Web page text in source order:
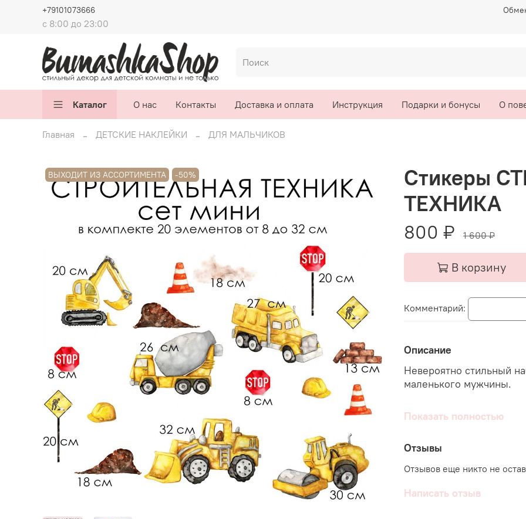
с 8:00 до 23:00
+79101073666
Каталог О нас Контакты Доставка и оплата Инструкция Подарки и бонусы О
Главная ДЕТСКИЕ НАКЛЕЙКИ ДЛЯ МАЛЬЧИКОВ
ВЫХОДИТ ИЗ АССОРТИМЕНТА -50%
Стикеры
ТЕХНИКА
800 ₽ 1 600 ₽
Комментарий:
В корзину
Описание
Невероятно стильный
маленького мужчины.
комната заиграет
композицию, и
Показать полностью
Отзывы
Отзывов еще никто не
Написать отзыв